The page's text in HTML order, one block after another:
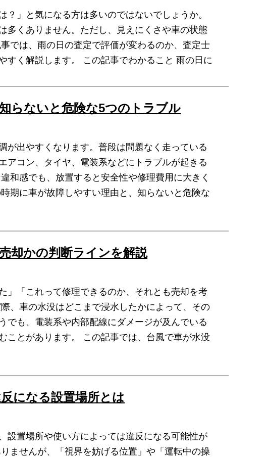
？」と気になる方は多いのではないでしょうか。
多くありません。ただし、見えにくさや車の状態
では、雨の日の査定で評価が変わるのか、査定士
すく解説します。 この記事でわかること 雨の日に
らないと危険な5つのトラブル
が出やすくなります。普段は問題なく走っている
アコン、タイヤ、電装系などにトラブルが起きる
和感でも、放置すると安全性や修理費用に大きく
期に車が故障しやすい理由と、知らないと危険な
却かの判断ラインを解説
」「これって修理できるのか、それとも売却を考
、車の水没はどこまで浸水したかによって、その
でも、電装系や内部配線にダメージが及んでいる
ことがあります。 この記事では、台風で車が水没
になる設置場所とは
設置場所や使い方によっては違反になる可能性が
ませんが、「視界を妨げる位置」や「運転中の操